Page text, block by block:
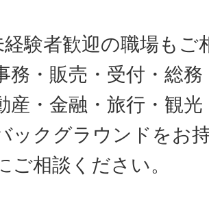
験者歓迎の職場もご
務・販売・受付・総
産・金融・旅行・観
ックグラウンドをお
ご相談ください。